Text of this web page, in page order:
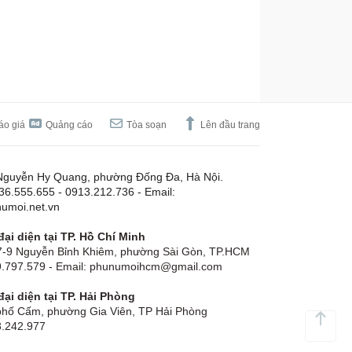
giá Quảng cáo Tòa soạn Lên đầu trang
Hy Quang, phường Đống Đa, Hà Nội.
- 0913.212.736 - Email:
diện tại TP. Hồ Chí Minh
9 Nguyễn Bỉnh Khiêm, phường Sài Gòn, TP.HCM
- Email: phunumoihcm@gmail.com
diện tại TP. Hải Phòng
Cấm, phường Gia Viên, TP Hải Phòng